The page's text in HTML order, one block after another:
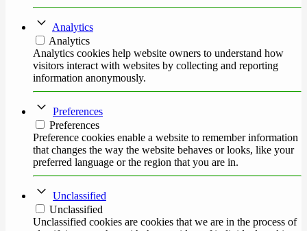
Analytics
Analytics
Analytics cookies help website owners to understand how
visitors interact with websites by collecting and reporting
information anonymously.
Preferences
Preferences
Preference cookies enable a website to remember information
that changes the way the website behaves or looks, like your
preferred language or the region that you are in.
Unclassified
Unclassified
Unclassified cookies are cookies that we are in the process of